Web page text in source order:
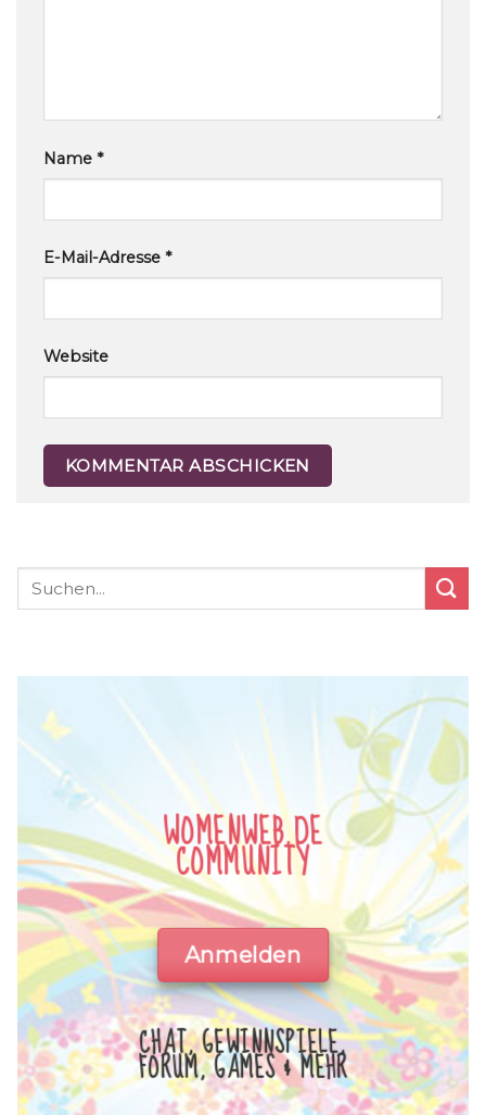
Name *
E-Mail-Adresse *
Website
WOMENWEB.DE
COMMUNITY
Anmelden
CHAT, GEWINNSPIELE,
FORUM, GAMES & MEHR